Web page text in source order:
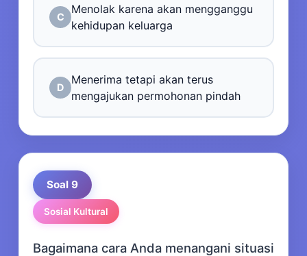
C
Menolak karena akan mengganggu
kehidupan keluarga
D
Menerima tetapi akan terus
mengajukan permohonan pindah
Soal 9
Sosial Kultural
Bagaimana cara Anda menangani situasi